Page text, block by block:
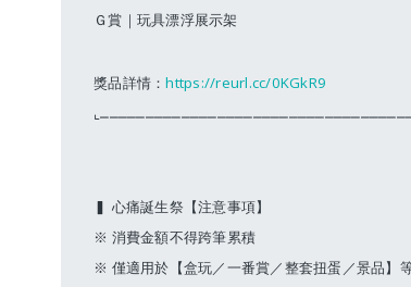
Ｇ賞｜玩具漂浮展示架
獎品詳情：https://reurl.cc/0KGkR9
▍ 心痛誕生祭【注意事項】
※ 消費金額不得跨筆累積
※ 僅適用於【盒玩／一番賞／整套扭蛋／景品】